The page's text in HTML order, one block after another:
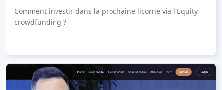
Comment investir dans la prochaine licorne via l'Equity
crowdfunding ?